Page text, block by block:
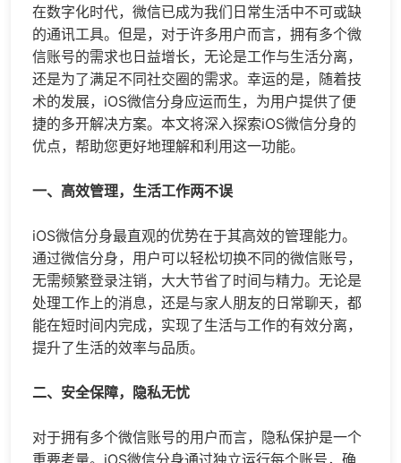
在数字化时代，微信已成为我们日常生活中不可或缺
的通讯工具。但是，对于许多用户而言，拥有多个微
信账号的需求也日益增长，无论是工作与生活分离，
还是为了满足不同社交圈的需求。幸运的是，随着技
术的发展，iOS微信分身应运而生，为用户提供了便
捷的多开解决方案。本文将深入探索iOS微信分身的
优点，帮助您更好地理解和利用这一功能。
一、高效管理，生活工作两不误
iOS微信分身最直观的优势在于其高效的管理能力。
通过微信分身，用户可以轻松切换不同的微信账号，
无需频繁登录注销，大大节省了时间与精力。无论是
处理工作上的消息，还是与家人朋友的日常聊天，都
能在短时间内完成，实现了生活与工作的有效分离，
提升了生活的效率与品质。
二、安全保障，隐私无忧
对于拥有多个微信账号的用户而言，隐私保护是一个